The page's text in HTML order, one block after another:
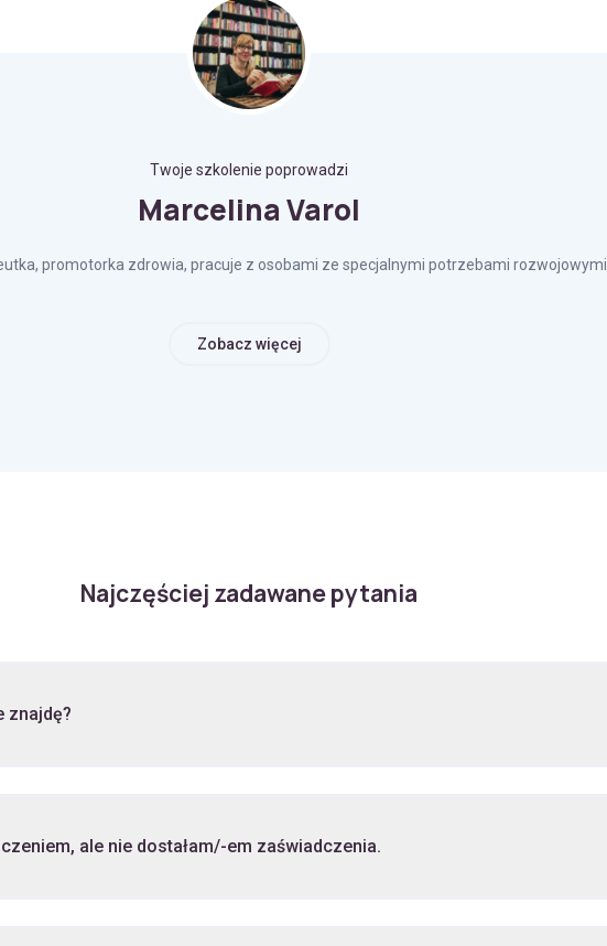
Twoje szkolenie poprowadzi
Marcelina Varol
promotorka zdrowia, pracuje z osobami ze specjalnymi potrzebami rozwojowymi.
Zobacz więcej
Najczęściej zadawane pytania
znajdę?
Zakupiłam/-em wideoszkolenie z zaświadczeniem, ale nie dostałam/-em zaświadczenia.